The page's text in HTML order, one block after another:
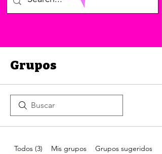
Grupos
Todos (3) Mis grupos Grupos sugeridos